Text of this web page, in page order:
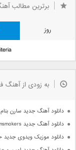
برترین مطالب
روز
به زودی از آهنگ
دانلود آهنگ جدید سارن
دانلود آهنگ جدید The Chainsmokers و Emily Warren بنام Side Effects
دانلود موزیک ویدوی